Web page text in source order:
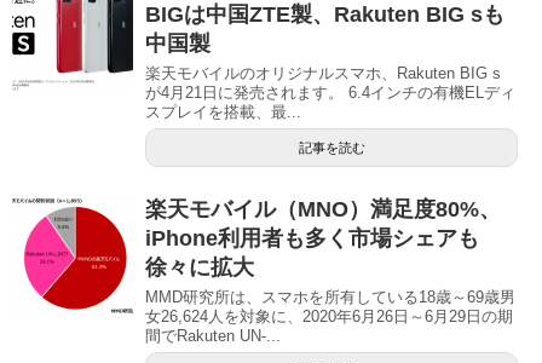
BIGは中国ZTE製、Rakuten BIG sも
中国製
楽天モバイルのオリジナルスマホ、Rakuten BIG s
が4月21日に発売されます。 6.4インチの有機ELディ
スプレイを搭載、最...
記事を読む
楽天モバイル（MNO）満足度80%、
iPhone利用者も多く市場シェアも
徐々に拡大
MMD研究所は、スマホを所有している18歳～69歳男
女26,624人を対象に、2020年6月26日～6月29日の期
間でRakuten UN-...